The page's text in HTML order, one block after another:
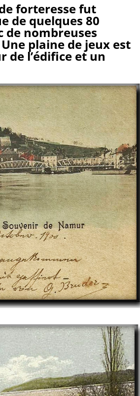
forteresse fut
de quelques 80
nombreuses
plaine de jeux est
de l’édifice et un